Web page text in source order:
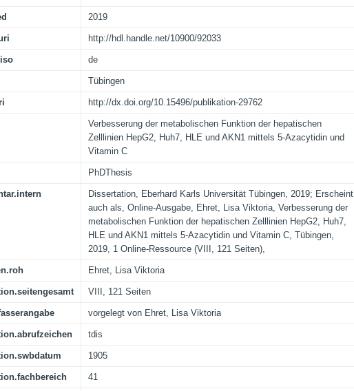
2019
http://hdl.handle.net/10900/92033
de
Tübingen
http://dx.doi.org/10.15496/publikation-29762
Verbesserung der metabolischen Funktion der hepatischen
Zelllinien HepG2, Huh7, HLE und AKN1 mittels 5-Azacytidin und
Vitamin C
PhDThesis
Dissertation, Eberhard Karls Universität Tübingen, 2019; Erscheint
auch als, Online-Ausgabe, Ehret, Lisa Viktoria, Verbesserung der
metabolischen Funktion der hepatischen Zelllinien HepG2, Huh7,
HLE und AKN1 mittels 5-Azacytidin und Vitamin C, Tübingen,
2019, 1 Online-Ressource (VIII, 121 Seiten),
Ehret, Lisa Viktoria
VIII, 121 Seiten
vorgelegt von Ehret, Lisa Viktoria
tdis
1905
41